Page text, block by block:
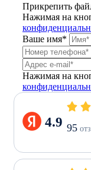
Прикрепить
Нажимая на
Ваше имя*
Нажимая на
4.9 95